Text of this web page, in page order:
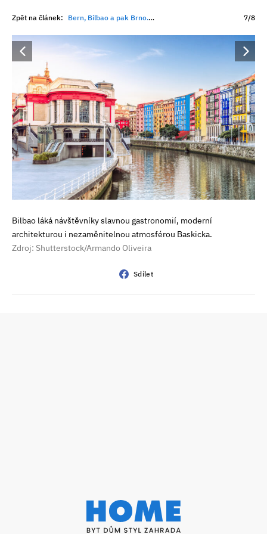
Zpět na článek: Bern, Bilbao a pak Brno. Rakouský magazín hodnotí moravskou metropoli jako jednu z TOP destinací 2026 7/8
Bilbao láká návštěvníky slavnou gastronomií, moderní
architekturou i nezaměnitelnou atmosférou Baskicka.
Zdroj: Shutterstock/Armando Oliveira
Sdílet